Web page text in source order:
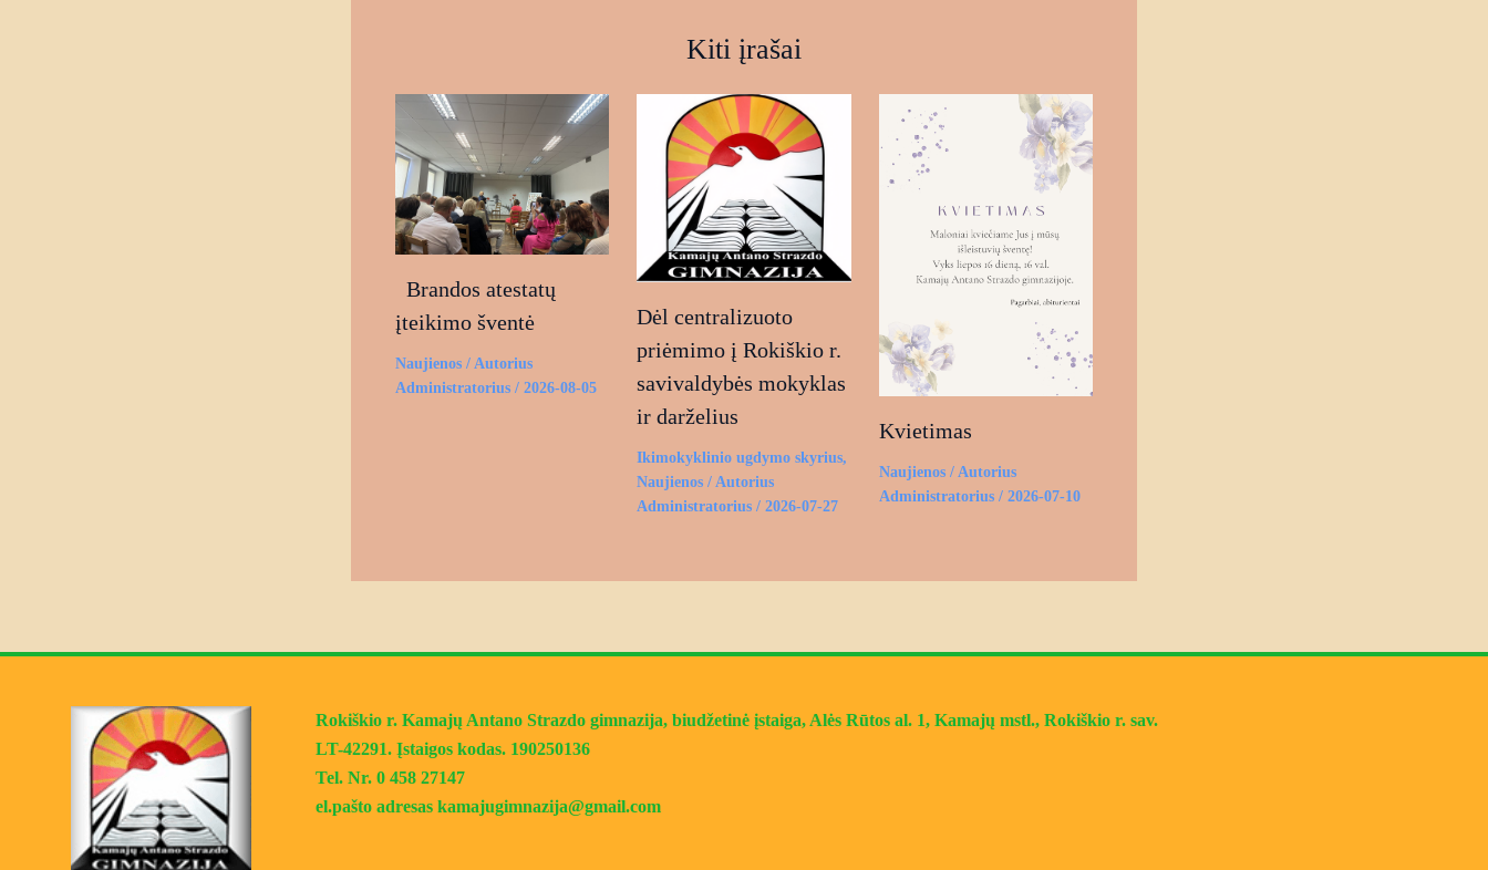
Kiti įrašai
Brandos atestatų
įteikimo šventė
Naujienos / Autorius
Administratorius / 2026-08-05
Dėl centralizuoto
priėmimo į Rokiškio r.
savivaldybės mokyklas
ir darželius
Ikimokyklinio ugdymo skyrius,
Naujienos / Autorius
Administratorius/2026-07-27
Kvietimas
Naujienos/ Autorius
Administratorius / 2026-07-10
Rokiškio r. Kamajų Antano Strazdo gimnazija, biudžetinė įstaiga, Alės Rūtos al. 1, Kamajų mstl., Rokiškio r. sav.
LT-42291. Įstaigos kodas. 190250136
Tel. Nr. 0 458 27147
el.pašto adresas kamajugimnazija@gmail.com